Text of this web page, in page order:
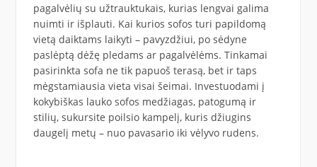
pagalvėlių su užtrauktukais, kurias lengvai galima
nuimti ir išplauti. Kai kurios sofos turi papildomą
vietą daiktams laikyti – pavyzdžiui, po sėdyne
paslėptą dėžę pledams ar pagalvėlėms. Tinkamai
pasirinkta sofa ne tik papuoš terasą, bet ir taps
mėgstamiausia vieta visai šeimai. Investuodami į
kokybiškas lauko sofos medžiagas, patogumą ir
stilių, sukursite poilsio kampelį, kuris džiugins
daugelį metų – nuo pavasario iki vėlyvo rudens.